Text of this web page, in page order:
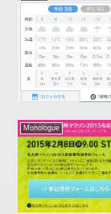
Monologue